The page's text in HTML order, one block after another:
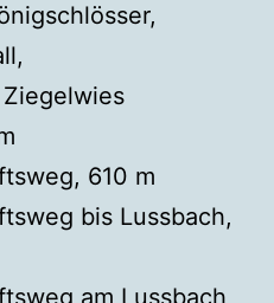
610 m
bis Lussbach,